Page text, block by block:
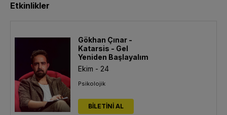
Etkinlikler
Gökhan Çınar -
Katarsis - Gel
Yeniden Başlayalım
Ekim - 24
Psikolojik
BİLETİNİ AL